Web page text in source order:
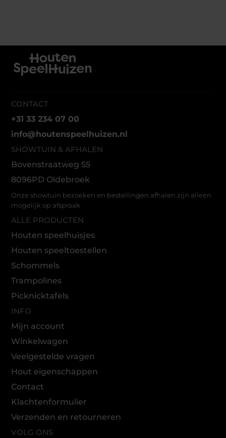
CONTACT
+31 33 234 07 00
info@houtenspeelhuizen.nl
SHOWTUIN & AFHALEN
Bovenstraatweg 55
8096PD Oldebroek
Onze showtuin bezoeken en bestellingen afhalen zijn alleen
mogelijk op afspraak
ALLE PRODUCTEN
Houten speelhuisjes
Houten speeltoestellen
Schommels
Trampolines
Picknicktafels
INFO
Mijn account
Winkelwagen
Veelgestelde vragen
Hout eigenschappen
Contact
Klachtenformulier
Verzenden en retourneren
VOLG ONS